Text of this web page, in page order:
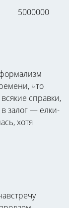
5000000
что
справки,
залог — елки-
хотя